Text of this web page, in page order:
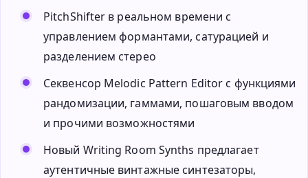
PitchShifter в реальном времени с
управлением формантами, сатурацией и
разделением стерео
Секвенсор Melodic Pattern Editor с функциями
рандомизации, гаммами, пошаговым вводом
и прочими возможностями
Новый Writing Room Synths предлагает
аутентичные винтажные синтезаторы,